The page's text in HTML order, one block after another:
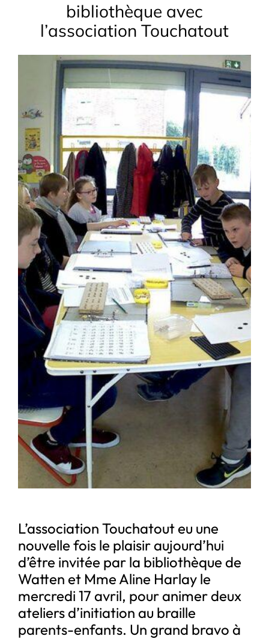
bibliothèque avec
l’association Touchatout
L’association Touchatout eu une
nouvelle fois le plaisir aujourd’hui
d’être invitée par la bibliothèque de
Watten et Mme Aline Harlay le
mercredi 17 avril, pour animer deux
ateliers d’initiation au braille
parents-enfants. Un grand bravo à